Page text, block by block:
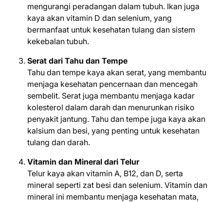
mengurangi peradangan dalam tubuh. Ikan juga
kaya akan vitamin D dan selenium, yang
bermanfaat untuk kesehatan tulang dan sistem
kekebalan tubuh.
Serat dari Tahu dan Tempe
Tahu dan tempe kaya akan serat, yang membantu
menjaga kesehatan pencernaan dan mencegah
sembelit. Serat juga membantu menjaga kadar
kolesterol dalam darah dan menurunkan risiko
penyakit jantung. Tahu dan tempe juga kaya akan
kalsium dan besi, yang penting untuk kesehatan
tulang dan darah.
Vitamin dan Mineral dari Telur
Telur kaya akan vitamin A, B12, dan D, serta
mineral seperti zat besi dan selenium. Vitamin dan
mineral ini membantu menjaga kesehatan mata,